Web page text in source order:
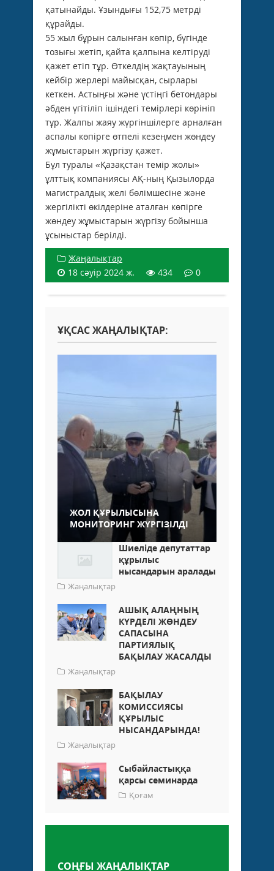
қатынайды. Ұзындығы 152,75 метрді
құрайды.
55 жыл бұрын салынған көпір, бүгінде
тозығы жетіп, қайта қалпына келтіруді
қажет етіп тұр. Өткелдің жақтауының
кейбір жерлері майысқан, сырлары
кеткен. Астыңғы және үстіңгі бетондары
әбден үгітіліп ішіндегі темірлері көрініп
тұр. Жалпы жаяу жүргіншілерге арналған
аспалы көпірге өтпелі кезеңмен жөндеу
жұмыстарын жүргізу қажет.
Бұл туралы «Қазақстан темір жолы»
ұлттық компаниясы АҚ-ның Қызылорда
магистралдық желі бөлімшесіне және
жергілікті өкілдеріне аталған көпірге
жөндеу жұмыстарын жүргізу бойынша
ұсыныстар берілді.
Жаңалықтар
18 сәуір 2024 ж.
434 0
ҰҚСАС ЖАҢАЛЫҚТАР:
ЖОЛ ҚҰРЫЛЫСЫНА
МОНИТОРИНГ ЖҮРГІЗІЛДІ
Шиеліде депутаттар
құрылыс
нысандарын аралады
Жаңалықтар
АШЫҚ АЛАҢНЫҢ
КҮРДЕЛІ ЖӨНДЕУ
САПАСЫНА
ПАРТИЯЛЫҚ
БАҚЫЛАУ ЖАСАЛДЫ
Жаңалықтар
БАҚЫЛАУ
КОМИССИЯСЫ
ҚҰРЫЛЫС
НЫСАНДАРЫНДА!
Жаңалықтар
Сыбайластыққа
қарсы семинарда
Қоғам
СОҢҒЫ ЖАҢАЛЫҚТАР